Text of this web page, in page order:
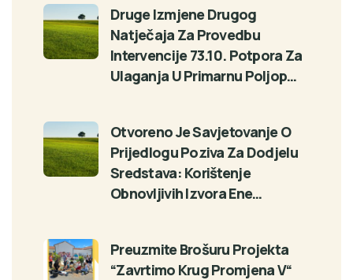
Druge Izmjene Drugog
Natječaja Za Provedbu
Intervencije 73.10. Potpora Za
Ulaganja U Primarnu Poljop…
Otvoreno Je Savjetovanje O
Prijedlogu Poziva Za Dodjelu
Sredstava: Korištenje
Obnovljivih Izvora Ene…
Preuzmite Brošuru Projekta
“Zavrtimo Krug Promjena V“